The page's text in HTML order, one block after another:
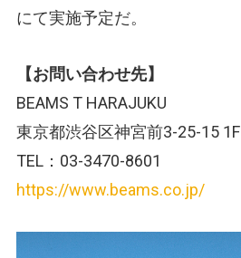
にて実施予定だ。
【お問い合わせ先】
BEAMS T HARAJUKU
東京都渋谷区神宮前3-25-15 1F
TEL：03-3470-8601
https://www.beams.co.jp/